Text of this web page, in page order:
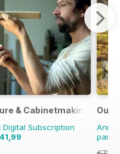
& Cabinetmaking
Digital Subscription
para